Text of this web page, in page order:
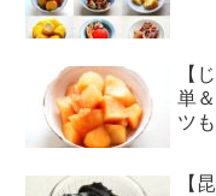
【
単
ツも
【